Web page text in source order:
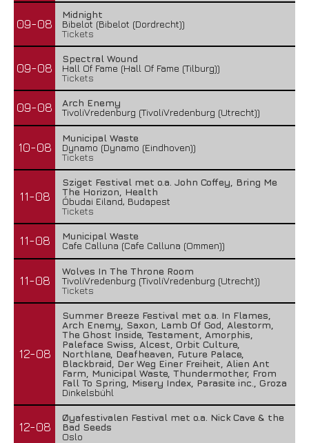
09-08
Midnight
Bibelot (Bibelot (Dordrecht))
Tickets
09-08
Spectral Wound
Hall Of Fame (Hall Of Fame (Tilburg))
Tickets
09-08
Arch Enemy
TivoliVredenburg (TivoliVredenburg (Utrecht))
10-08
Municipal Waste
Dynamo (Dynamo (Eindhoven))
Tickets
11-08
Sziget Festival met o.a. John Coffey, Bring Me
The Horizon, Health
Óbudai Eiland, Budapest
Tickets
11-08
Municipal Waste
Cafe Calluna (Cafe Calluna (Ommen))
11-08
Wolves In The Throne Room
TivoliVredenburg (TivoliVredenburg (Utrecht))
Tickets
12-08
Summer Breeze Festival met o.a. In Flames,
Arch Enemy, Saxon, Lamb Of God, Alestorm,
The Ghost Inside, Testament, Amorphis,
Paleface Swiss, Alcest, Orbit Culture,
Northlane, Deafheaven, Future Palace,
Blackbraid, Der Weg Einer Freiheit, Alien Ant
Farm, Municipal Waste, Thundermother, From
Fall To Spring, Misery Index, Parasite inc., Groza
Dinkelsbühl
12-08
Øyafestivalen Festival met o.a. Nick Cave & the
Bad Seeds
Oslo